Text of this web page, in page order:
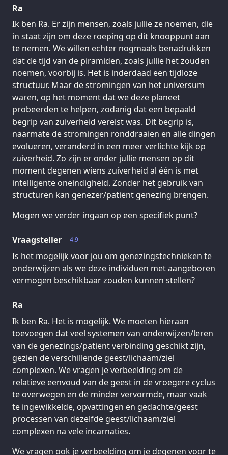
Ra
Ik ben Ra. Er zijn mensen, zoals jullie ze noemen, die
in staat zijn om deze roeping op dit knooppunt aan
te nemen. We willen echter nogmaals benadrukken
dat de tijd van de piramiden, zoals jullie het zouden
noemen, voorbij is. Het is inderdaad een tijdloze
structuur. Maar de stromingen van het universum
waren, op het moment dat we deze planeet
probeerden te helpen, zodanig dat een bepaald
begrip van zuiverheid vereist was. Dit begrip is,
naarmate de stromingen ronddraaien en alle dingen
evolueren, veranderd in een meer verlichte kijk op
zuiverheid. Zo zijn er onder jullie mensen op dit
moment degenen wiens zuiverheid al één is met
intelligente oneindigheid. Zonder het gebruik van
structuren kan genezer/patiënt genezing brengen.
Mogen we verder ingaan op een specifiek punt?
4.9
Vraagsteller
Is het mogelijk voor jou om genezingstechnieken te
onderwijzen als we deze individuen met aangeboren
vermogen beschikbaar zouden kunnen stellen?
Ra
Ik ben Ra. Het is mogelijk. We moeten hieraan
toevoegen dat veel systemen van onderwijzen/leren
van de genezings/patiënt verbinding geschikt zijn,
gezien de verschillende geest/lichaam/ziel
complexen. We vragen je verbeelding om de
relatieve eenvoud van de geest in de vroegere cyclus
te overwegen en de minder vervormde, maar vaak
te ingewikkelde, opvattingen en gedachte/geest
processen van dezelfde geest/lichaam/ziel
complexen na vele incarnaties.
We vragen ook je verbeelding om je degenen voor te